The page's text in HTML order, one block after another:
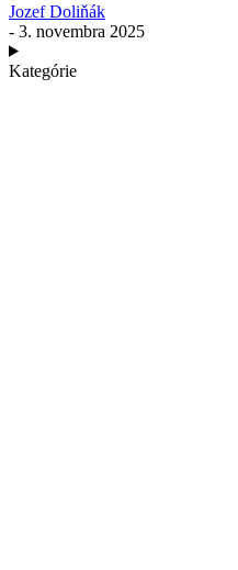
Jozef Doliňák
- 3. novembra 2025
Kategórie